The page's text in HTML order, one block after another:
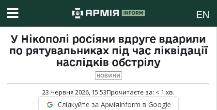
EN
У Нікополі росіяни вдруге вдарили
по рятувальниках під час ліквідації
наслідків обстрілу
НОВИНИ
23 Червня 2026, 15:53Прочитаєте за: < 1 хв.
Слідкуйте за АрміяInform в Google